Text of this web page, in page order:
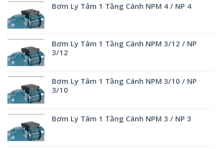
Bơm Ly Tâm 1 Tầng Cánh NPM 4 / NP 4
Bơm Ly Tâm 1 Tầng Cánh NPM 3/12 / NP
3/12
Bơm Ly Tâm 1 Tầng Cánh NPM 3/10 / NP
3/10
Bơm Ly Tâm 1 Tầng Cánh NPM 3 / NP 3